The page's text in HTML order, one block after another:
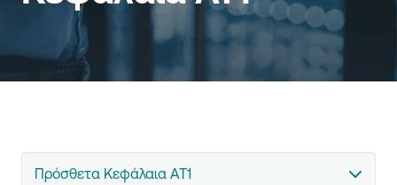
Πρόσθετα Κεφάλαια ΑΤ1